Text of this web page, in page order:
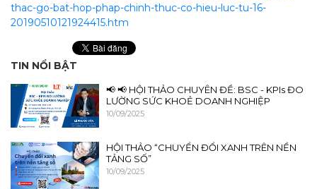
thac-go-bat-hop-phap-chinh-thuc-co-hieu-luc-tu-16-
20190510121924415.htm
TIN NỔI BẬT
📢 📢 HỘI THẢO CHUYÊN ĐỀ: BSC - KPIs ĐO
LƯỜNG SỨC KHOẺ DOANH NGHIỆP
10/09/2025
HỘI THẢO “CHUYỂN ĐỔI XANH TRÊN NỀN
TẢNG SỐ”
10/09/2025